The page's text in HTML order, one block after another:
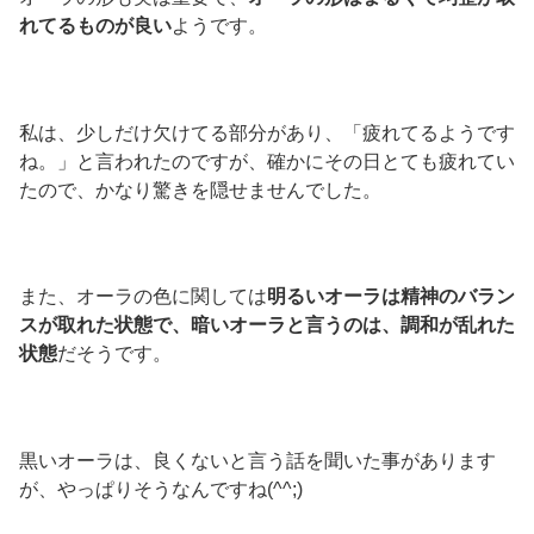
れてるものが良いようです。
私は、少しだけ欠けてる部分があり、「疲れてるようです
ね。」と言われたのですが、確かにその日とても疲れてい
たので、かなり驚きを隠せませんでした。
また、オーラの色に関しては明るいオーラは精神のバラン
スが取れた状態で、暗いオーラと言うのは、調和が乱れた
状態だそうです。
黒いオーラは、良くないと言う話を聞いた事があります
が、やっぱりそうなんですね(^^;)